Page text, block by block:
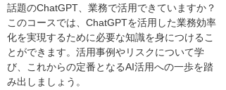
話題のChatGPT、業務で活用できていますか？
このコースでは、ChatGPTを活用した業務効率
化を実現するために必要な知識を身につけるこ
とができます。活用事例やリスクについて学
び、これからの定番となるAI活用への一歩を踏
み出しましょう。